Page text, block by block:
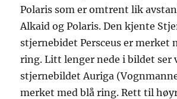
Polaris som er omtrent lik
Alkaid og Polaris. Den kjente
stjernebidet Persceus er merket
ring. Litt lenger nede i bildet ser
stjernebildet Auriga
merket med blå ring. Rett til